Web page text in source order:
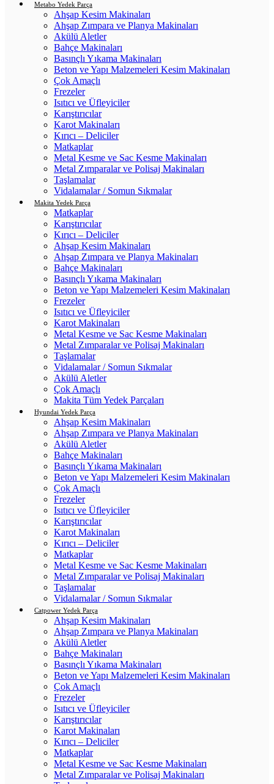
Metabo Yedek Parça
Ahşap Kesim Makinaları
Ahşap Zımpara ve Planya Makinaları
Akülü Aletler
Bahçe Makinaları
Basınçlı Yıkama Makinaları
Beton ve Yapı Malzemeleri Kesim Makinaları
Çok Amaçlı
Frezeler
Isıtıcı ve Üfleyiciler
Karıştırıcılar
Karot Makinaları
Kırıcı – Deliciler
Matkaplar
Metal Kesme ve Sac Kesme Makinaları
Metal Zımparalar ve Polisaj Makinaları
Taşlamalar
Vidalamalar / Somun Sıkmalar
Makita Yedek Parça
Matkaplar
Karıştırıcılar
Kırıcı – Deliciler
Ahşap Kesim Makinaları
Ahşap Zımpara ve Planya Makinaları
Bahçe Makinaları
Basınçlı Yıkama Makinaları
Beton ve Yapı Malzemeleri Kesim Makinaları
Frezeler
Isıtıcı ve Üfleyiciler
Karot Makinaları
Metal Kesme ve Sac Kesme Makinaları
Metal Zımparalar ve Polisaj Makinaları
Taşlamalar
Vidalamalar / Somun Sıkmalar
Akülü Aletler
Çok Amaçlı
Makita Tüm Yedek Parçaları
Hyundai Yedek Parça
Ahşap Kesim Makinaları
Ahşap Zımpara ve Planya Makinaları
Akülü Aletler
Bahçe Makinaları
Basınçlı Yıkama Makinaları
Beton ve Yapı Malzemeleri Kesim Makinaları
Çok Amaçlı
Frezeler
Isıtıcı ve Üfleyiciler
Karıştırıcılar
Karot Makinaları
Kırıcı – Deliciler
Matkaplar
Metal Kesme ve Sac Kesme Makinaları
Metal Zımparalar ve Polisaj Makinaları
Taşlamalar
Vidalamalar / Somun Sıkmalar
Catpower Yedek Parça
Ahşap Kesim Makinaları
Ahşap Zımpara ve Planya Makinaları
Akülü Aletler
Bahçe Makinaları
Basınçlı Yıkama Makinaları
Beton ve Yapı Malzemeleri Kesim Makinaları
Çok Amaçlı
Frezeler
Isıtıcı ve Üfleyiciler
Karıştırıcılar
Karot Makinaları
Kırıcı – Deliciler
Matkaplar
Metal Kesme ve Sac Kesme Makinaları
Metal Zımparalar ve Polisaj Makinaları